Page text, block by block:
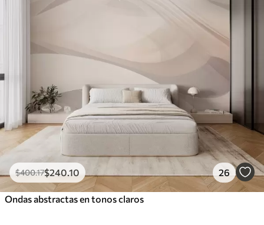
$400.17$240 .10 26
Ondas abstractas en tonos claros